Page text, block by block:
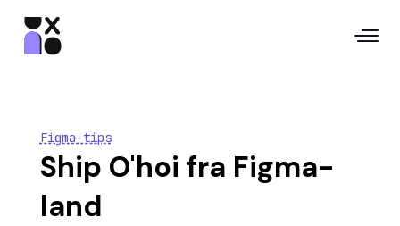
Figma-tips
Ship O'hoi fra Figma-
land